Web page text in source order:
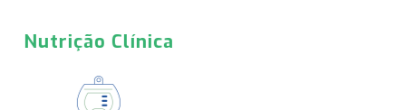
Respiratória